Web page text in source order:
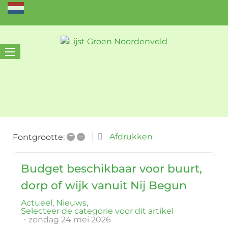
Fontgrootte: + – Afdrukken
Budget beschikbaar voor buurt,
dorp of wijk vanuit Nij Begun
Actueel Nieuws
Selecteer de categorie voor dit artikel
zondag 24 mei 2026